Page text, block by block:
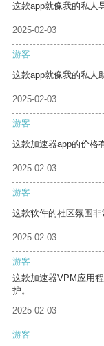
这款app就像我的私人
2025-02-03
游客
这款app就像我的私人
2025-02-03
游客
这款加速器app的价格
2025-02-03
游客
这款软件的社区氛围非
2025-02-03
游客
这款加速器VPM应用
护。
2025-02-03
游客